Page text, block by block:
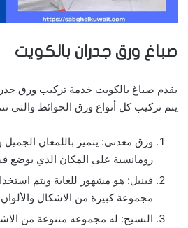
صباغ ورق جدران بالكويت
يقدم صباغ بالكويت خدمة تركيب ورق
يتم تركيب كل أنواع ورق الحوائط والتي
ورق معدني: يتميز باللمعان
رومانسية على المكان الذي يوضع
فينيل: هو مشهور للغاية ويتم
مجموعة كبيرة من الاشكال
النسيج: له مجموعه متنوعة من